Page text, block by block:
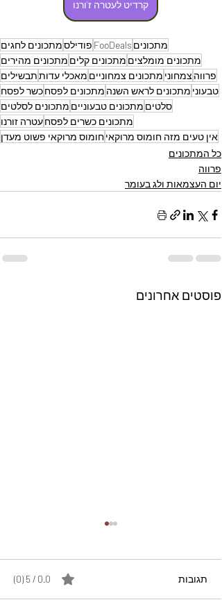
קרדיט לעטרה ז'ורנו
מתכונים FooDeals פודילסמתכונים לחגים
מתכונים מומלצים מתכונים קלים מתכונים מהירים
פרווה צמחוני מתכונים צמחוניים מאכלי עדותתבשילים
טבעוני מתכונים לראש השנה מתכונים לפסחכשר לפסח
סלטים מתכונים טבעוניים מתכונים לסלטים
מתכונים כשרים לפסחעטרה זורנו
אין טעים מזה חומוס מרוקאיחומוס מרוקאי פשוט מעדן
כל המתכונים
פרווה
יום העצמאות ולג בעומר
פוסטים אחרונים
תגובות 0.0 / 5 ‏(0)